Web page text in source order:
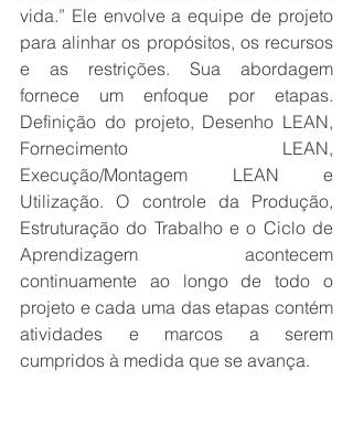
vida.” Ele envolve a equipe de projeto
para alinhar os propósitos, os recursos
e as restrições. Sua abordagem
fornece um enfoque por etapas.
Definição do projeto, Desenho LEAN,
Fornecimento LEAN,
Execução/Montagem LEAN e
Utilização. O controle da Produção,
Estruturação do Trabalho e o Ciclo de
Aprendizagem acontecem
continuamente ao longo de todo o
projeto e cada uma das etapas contém
atividades e marcos a serem
cumpridos à medida que se avança.